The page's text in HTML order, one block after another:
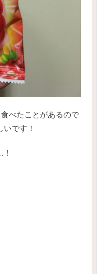
べたことがあるので
です！